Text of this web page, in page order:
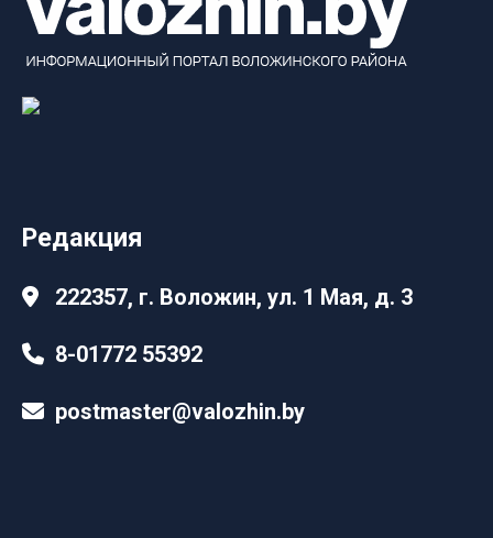
Редакция
222357, г. Воложин, ул. 1 Мая, д. 3
8-01772 55392
postmaster@valozhin.by